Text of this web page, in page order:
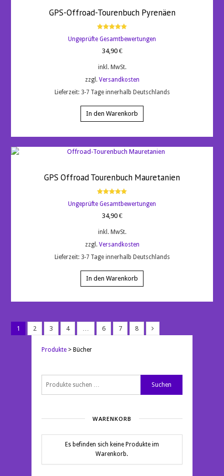
GPS-Offroad-Tourenbuch Pyrenäen
mit
von 5
Ungeprüfte Gesamtbewertungen
34,90 €
inkl. MwSt.
zzgl. Versandkosten
Lieferzeit: 3-7 Tage innerhalb Deutschlands
In den Warenkorb
GPS Offroad Tourenbuch Mauretanien
mit
von 5
Ungeprüfte Gesamtbewertungen
34,90 €
inkl. MwSt.
zzgl. Versandkosten
Lieferzeit: 3-7 Tage innerhalb Deutschlands
In den Warenkorb
1 2 3 4 … 6 7 8
Produkte> Bücher
nach:
Suchen
WARENKORB
Es befinden sich keine Produkte im
Warenkorb.